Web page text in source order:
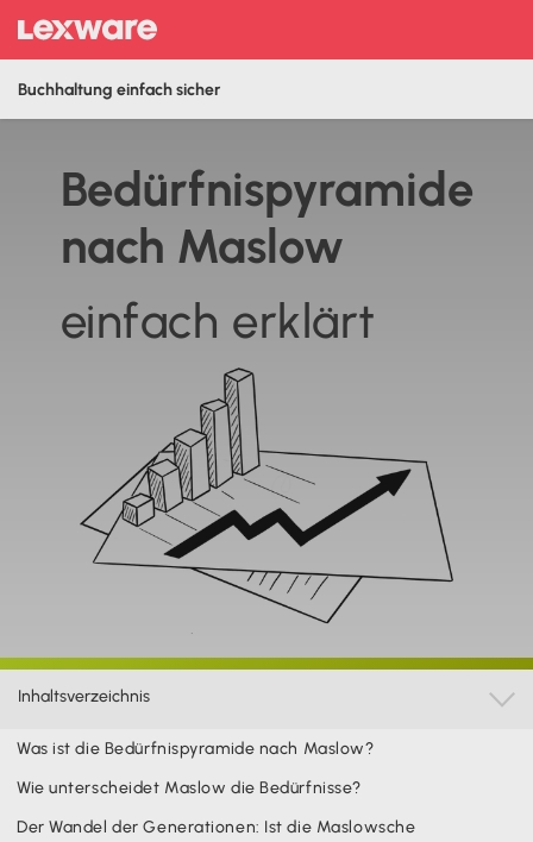
Buchhaltung einfach sicher
Bedürfnispyramide
nach Maslow
einfach erklärt
Hinweis: Gendergerechte Sprache ist uns wichtig. Daher verwenden wir auf
Inhaltsverzeichnis 
Was ist die Bedürfnispyramide nach Maslow?
Wie unterscheidet Maslow die Bedürfnisse?
Der Wandel der Generationen: Ist die Maslowsche